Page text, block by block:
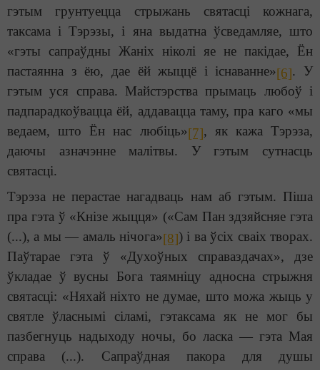
гэтым грунтуецца стрыжань святасці кожнага,
таксама і Тэрэзы, і яна выдатна ўсведамляе, што
«гэты сапраўдны Жаніх ніколі яе не пакідае, Ён
пастаянна з ёю, дае ёй жыццё і існаванне»[6]. У
гэтым уся справа. Майстэрства прымаць любоў і
падпарадкоўвацца ёй, аддавацца таму, пра каго «мы
ведаем, што Ён нас любіць»[7], як кажа Тэрэза,
даючы азначэнне малітвы. У гэтым сутнасць
святасці.
Тэрэза не перастае нагадваць нам аб гэтым. Піша
пра гэта ў «Кнізе жыцця» («Сам Пан здзяйсняе гэта
(...), а мы — амаль нічога»[8]) і ва ўсіх сваіх творах.
Паўтарае гэта ў «Духоўных справаздачах», дзе
ўкладае ў вусны Бога таямніцу адносна стрыжня
святасці: «Няхай ніхто не думае, што можа жыць у
святле ўласнымі сіламі, гэтаксама як не мог бы
пазбегнуць надыходу ночы, бо ласка — гэта Мая
справа (...). Сапраўдная пакора для душы